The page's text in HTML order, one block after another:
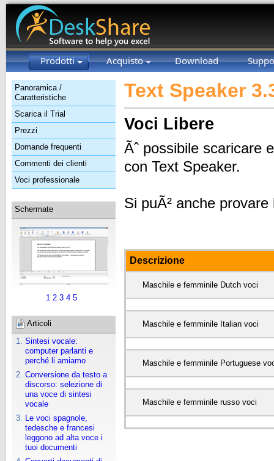
Prodotti Acquisto Download
Panoramica /
Caratteristiche
Scarica il Trial
Prezzi
Domande frequenti
Commenti dei clienti
Voci professionale
Schermate
1 2 3 4 5
Articoli
Sintesi vocale:
computer parlanti e
perché li amiamo
Conversione da testo a
discorso: selezione di
una voce di sintesi
vocale
Le voci spagnole,
tedesche e francesi
leggono ad alta voce i
tuoi documenti
Text Speaker
Voci Libere
Ãˆ possibile scaricare
con Text Speaker.
Si puÃ² anche
Descrizione
Maschile e femminile Dutch voci
Maschile e femminile Italian voci
Maschile e femminile Portuguese
Maschile e femminile russo voci